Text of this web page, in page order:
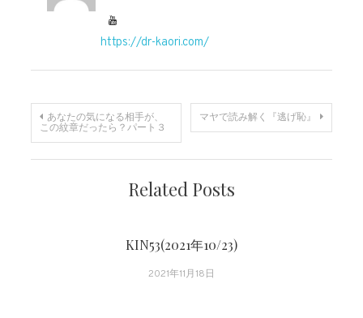
https://dr-kaori.com/
投
稿
あなたの気になる相手が、
この紋章だったら？パート３
マヤで読み解く『逃げ恥』
Related Posts
KIN53(2021年10/23)
2021年11月18日